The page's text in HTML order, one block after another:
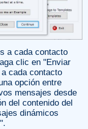
a cada contacto
clic en "Enviar
cada contacto
opción entre
mensajes desde
del contenido del
dinámicos